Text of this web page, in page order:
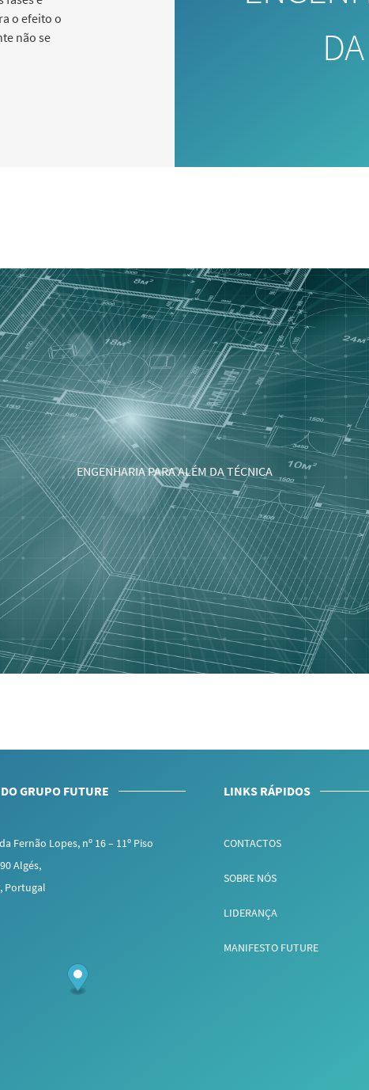
o efeito o
não se
ENGENHARIA PARA ALÉM DA TÉCNICA
GRUPO FUTURE
Fernão Lopes, nº 16 – 11º Piso
Algés,
Portugal
LINKS RÁPIDOS
CONTACTOS
SOBRE NÓS
LIDERANÇA
MANIFESTO FUTURE